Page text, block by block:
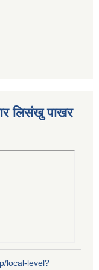
लिसंखु पाखर
local-level?